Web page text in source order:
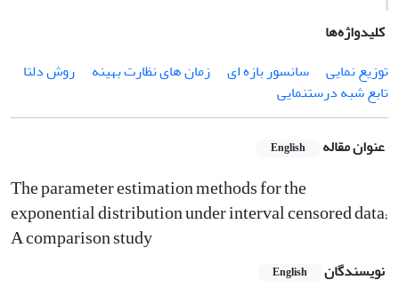
کلیدواژه‌ها
توزیع نمایی
سانسور بازه ای زمان های نظارت بهینه
روش دلتا
تابع شبه درستنمایی
عنوان مقاله English
The parameter estimation methods for the
exponential distribution under interval censored data;
A comparison study
نویسندگان English